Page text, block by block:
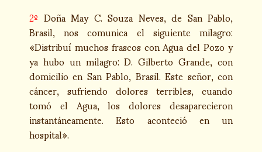
2º Doña May C. Souza Neves, de San Pablo,
Brasil, nos comunica el siguiente milagro:
«Distribuí muchos frascos con Agua del Pozo y
ya hubo un milagro: D. Gilberto Grande, con
domicilio en San Pablo, Brasil. Este señor, con
cáncer, sufriendo dolores terribles, cuando
tomó el Agua, los dolores desaparecieron
instantáneamente. Esto aconteció en un
hospital».